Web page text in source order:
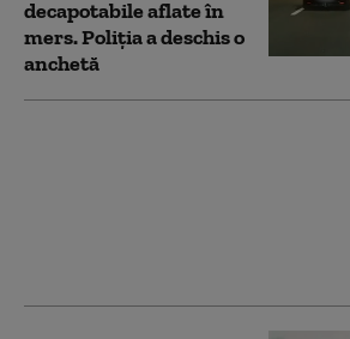
decapotabile aflate în
mers. Poliția a deschis o
anchetă